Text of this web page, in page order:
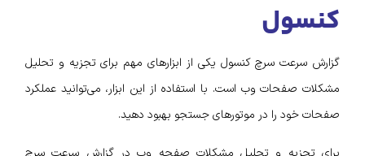
کنسول
گزارش سرعت سرچ کنسول یکی از ابزارهای مهم برای تجزیه و تحلیل
مشکلات صفحات وب است. با استفاده از این ابزار، می‌توانید عملکرد
صفحات خود را در موتورهای جستجو بهبود دهید.